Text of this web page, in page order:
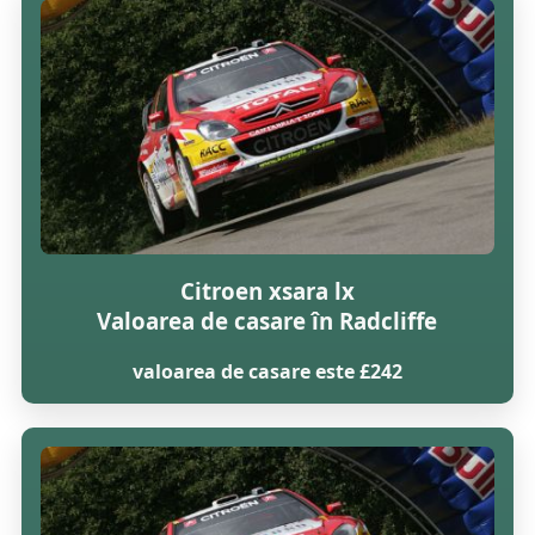
Citroen xsara lx
Valoarea de casare în Radcliffe
valoarea de casare este £242